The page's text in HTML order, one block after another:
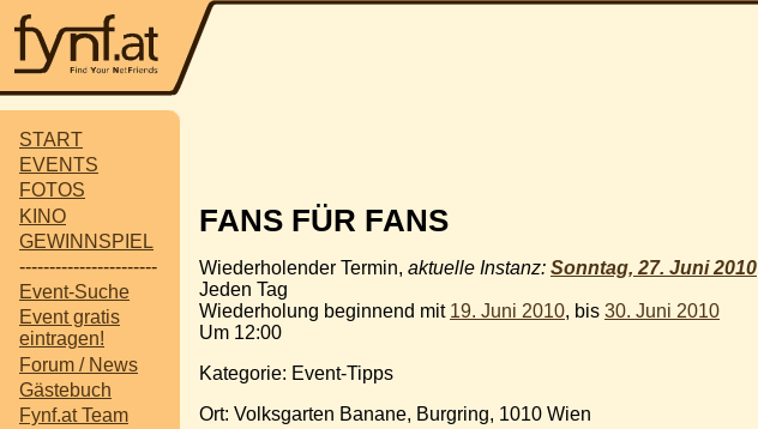
START
EVENTS
FOTOS
KINO
GEWINNSPIEL
-----------------------
Event-Suche
Event gratis
eintragen!
Forum / News
Gästebuch
Fynf.at Team
FANS FÜR FANS
Wiederholender Termin, aktuelle Instanz: Sonntag, 27. Juni 2010
Jeden Tag
Wiederholung beginnend mit 19. Juni 2010, bis 30. Juni 2010
Um 12:00
Kategorie: Event-Tipps
Ort: Volksgarten Banane, Burgring, 1010 Wien